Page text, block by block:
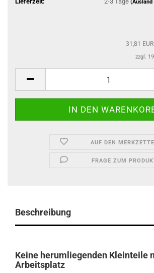
(Ausland
31,81
zzgl.
AUF DEN
FRAGE ZUM
Beschreibung
Keine herumliegenden Kleinteile
Arbeitsplatz